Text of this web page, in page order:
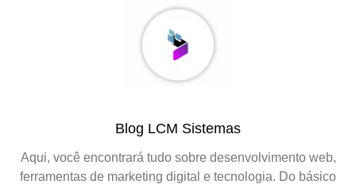
Blog LCM Sistemas
Aqui, você encontrará tudo sobre desenvolvimento web,
ferramentas de marketing digital e tecnologia. Do básico